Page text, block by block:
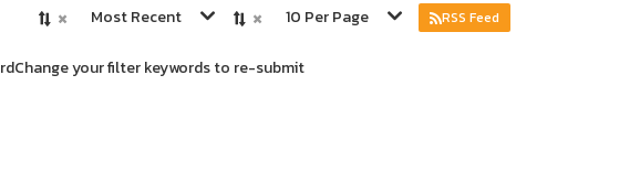
× Most Recent × 10 Per Page RSS Feed
Change your filter keywords to re-submit